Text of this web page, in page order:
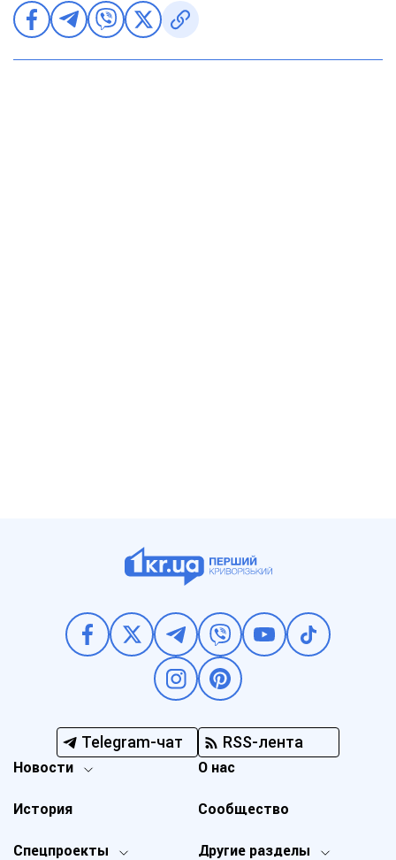
Telegram-чат RSS-лента
Новости
Спецпроекты Другие разделы
История
О нас
Сообщество